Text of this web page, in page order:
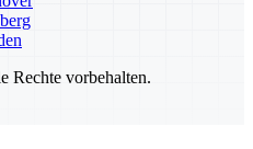
Rechte vorbehalten.